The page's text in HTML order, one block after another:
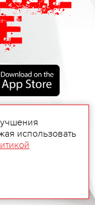
использовать